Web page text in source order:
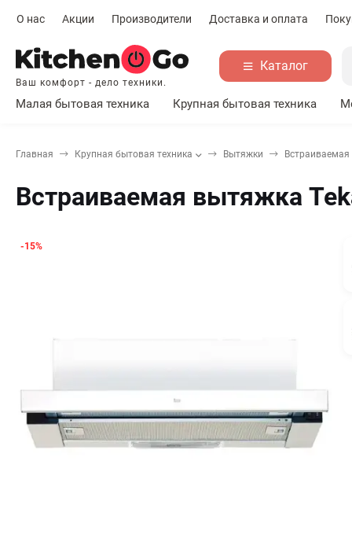
О нас Акции Производители Доставка и оплата
Ваш комфорт - дело техники.
Каталог
Малая бытовая техника Крупная бытовая техника
Главная Крупная бытовая техника Вытяжки Встраиваемая
Встраиваемая вытяжка
-15%